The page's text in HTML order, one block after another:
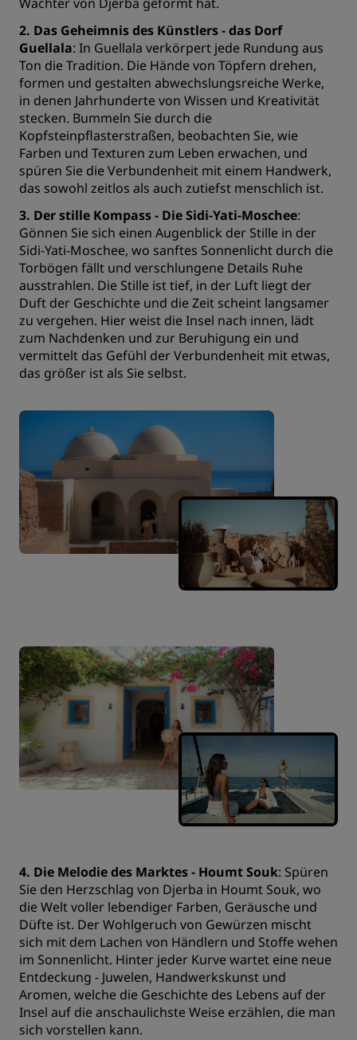
2. Das Geheimnis des Künstlers - das Dorf
Guellala: In Guellala verkörpert jede Rundung aus
Ton die Tradition. Die Hände von Töpfern drehen,
formen und gestalten abwechslungsreiche Werke,
in denen Jahrhunderte von Wissen und Kreativität
stecken. Bummeln Sie durch die
Kopfsteinpflasterstraßen, beobachten Sie, wie
Farben und Texturen zum Leben erwachen, und
spüren Sie die Verbundenheit mit einem Handwerk,
das sowohl zeitlos als auch zutiefst menschlich ist.
3. Der stille Kompass - Die Sidi-Yati-Moschee:
Gönnen Sie sich einen Augenblick der Stille in der
Sidi-Yati-Moschee, wo sanftes Sonnenlicht durch die
Torbögen fällt und verschlungene Details Ruhe
ausstrahlen. Die Stille ist tief, in der Luft liegt der
Duft der Geschichte und die Zeit scheint langsamer
zu vergehen. Hier weist die Insel nach innen, lädt
zum Nachdenken und zur Beruhigung ein und
vermittelt das Gefühl der Verbundenheit mit etwas,
das größer ist als Sie selbst.
4. Die Melodie des Marktes - Houmt Souk: Spüren
Sie den Herzschlag von Djerba in Houmt Souk, wo
die Welt voller lebendiger Farben, Geräusche und
Düfte ist. Der Wohlgeruch von Gewürzen mischt
sich mit dem Lachen von Händlern und Stoffe wehen
im Sonnenlicht. Hinter jeder Kurve wartet eine neue
Entdeckung - Juwelen, Handwerkskunst und
Aromen, welche die Geschichte des Lebens auf der
Insel auf die anschaulichste Weise erzählen, die man
sich vorstellen kann.